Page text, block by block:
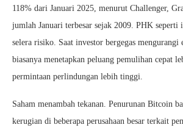
118% dari Januari 2025, menurut Challenger,
jumlah Januari terbesar sejak 2009. PHK seperti
selera risiko. Saat investor bergegas mengurangi
biasanya menetapkan peluang pemulihan cepat
permintaan perlindungan lebih tinggi.
Saham menambah tekanan. Penurunan Bitcoin
kerugian di beberapa perusahaan besar terkait